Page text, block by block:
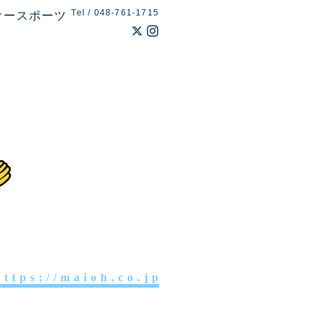
ースポーツ Tel / 048-761-1715
t t p s : / / m a i o h . c o . j p